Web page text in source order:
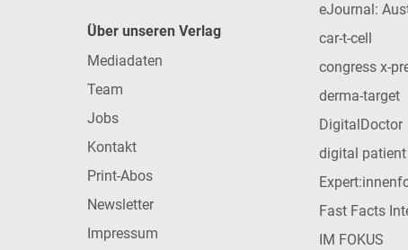
Über unseren Verlag
Mediadaten
Team
Jobs
Kontakt
Print-Abos
Newsletter
Impressum
eJournal:
car-t-cell
congress x-
derma-target
DigitalDoctor
digital
Fast Facts
IM FOKUS